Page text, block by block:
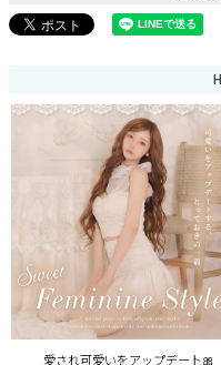
愛され可愛いをアップデート🎀